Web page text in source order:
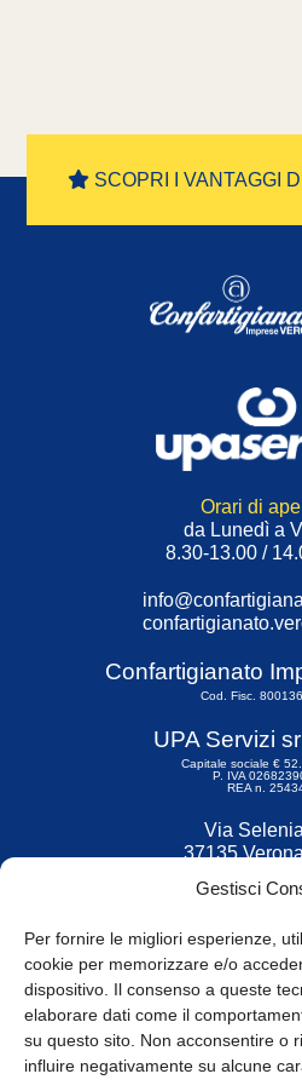
Gestisci
Per fornire le migliori esperienze,
cookie per memorizzare e/o
dispositivo. Il consenso a queste
elaborare dati come il
su questo sito. Non acconsentire o
influire negativamente su alcune
SCOPRI I VANTAGGI
Orari di
da Lunedì a
8.30-13.00 /
Confartigianato
Cod. Fisc.
UPA Servizi
Capitale sociale €
P. IVA
REA n.
Via
37135
Fax 045
© Tutti i diritti